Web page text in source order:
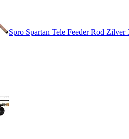
Spro Spartan Tele Feeder Rod Zilver